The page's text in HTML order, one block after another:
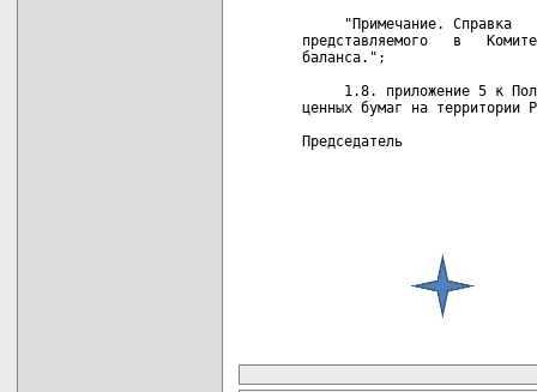
"Примечание. Справка
представляемого   в
баланса.";
1.8. приложение 5 к
ценных бумаг на территории
Председатель